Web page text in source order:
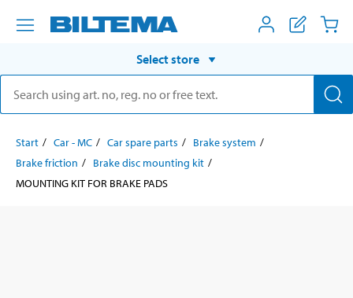
Select store
Start Car - MC Car spare parts
Brake system
Brake friction
Brake disc mounting kit
MOUNTING KIT FOR BRAKE PADS